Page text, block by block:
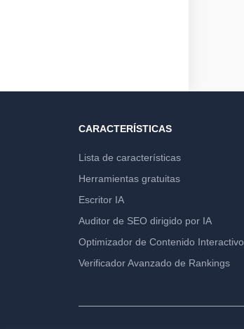
CARACTERÍSTICAS
Lista de características
Herramientas gratuitas
Escritor IA
Auditor de SEO dirigido por IA
Optimizador de Contenido Interactivo
Verificador Avanzado de Rankings